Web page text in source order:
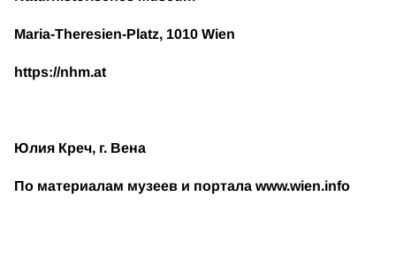
Maria-Theresien-Platz, 1010 Wien
https://nhm.at
Юлия Креч, г. Вена
По материалам музеев и портала www.wien.info